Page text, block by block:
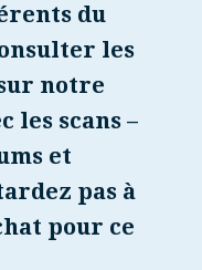
du
les
notre
les scans –
et
pas à
pour ce